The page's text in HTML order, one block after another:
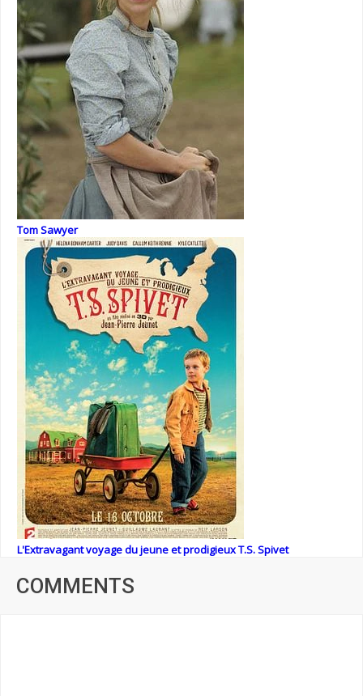
Tom Sawyer
L'Extravagant voyage du jeune et prodigieux T.S. Spivet
COMMENTS